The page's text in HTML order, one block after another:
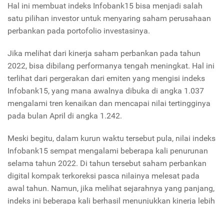
Hal ini membuat indeks Infobank15 bisa menjadi salah
satu pilihan investor untuk menyaring saham perusahaan
perbankan pada portofolio investasinya.
Jika melihat dari kinerja saham perbankan pada tahun
2022, bisa dibilang performanya tengah meningkat. Hal ini
terlihat dari pergerakan dari emiten yang mengisi indeks
Infobank15, yang mana awalnya dibuka di angka 1.037
mengalami tren kenaikan dan mencapai nilai tertingginya
pada bulan April di angka 1.242.
Meski begitu, dalam kurun waktu tersebut pula, nilai indeks
Infobank15 sempat mengalami beberapa kali penurunan
selama tahun 2022. Di tahun tersebut saham perbankan
digital kompak terkoreksi pasca nilainya melesat pada
awal tahun. Namun, jika melihat sejarahnya yang panjang,
indeks ini beberapa kali berhasil menunjukkan kinerja lebih